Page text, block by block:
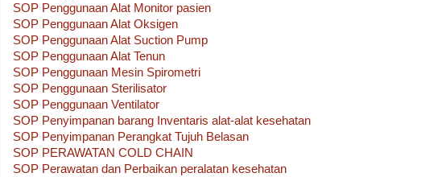
SOP Penggunaan Alat Monitor pasien
SOP Penggunaan Alat Oksigen
SOP Penggunaan Alat Suction Pump
SOP Penggunaan Alat Tenun
SOP Penggunaan Mesin Spirometri
SOP Penggunaan Sterilisator
SOP Penggunaan Ventilator
SOP Penyimpanan barang Inventaris alat-alat kesehatan
SOP Penyimpanan Perangkat Tujuh Belasan
SOP PERAWATAN COLD CHAIN
SOP Perawatan dan Perbaikan peralatan kesehatan